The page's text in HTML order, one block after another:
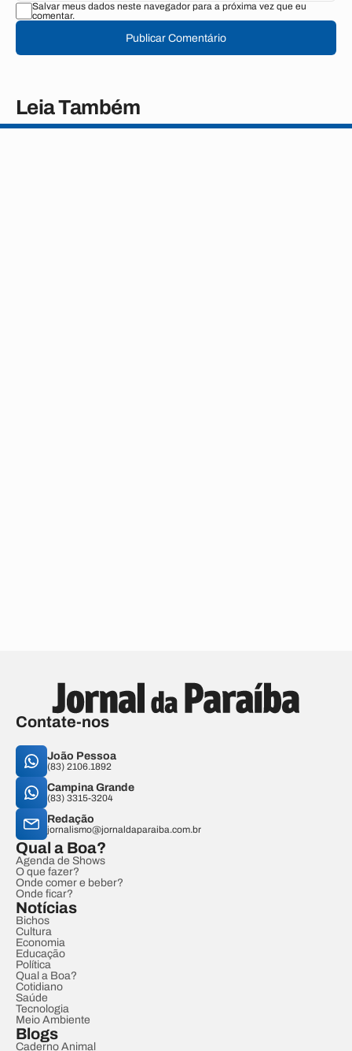
Salvar meus dados neste navegador para a próxima vez que eu
comentar.
Publicar Comentário
Leia Também
Contate-nos
João Pessoa
(83) 2106.1892
Campina Grande
(83) 3315-3204
Redação
jornalismo@jornaldaparaiba.com.br
Qual a Boa?
Agenda de Shows
O que fazer?
Onde comer e beber?
Onde ficar?
Notícias
Bichos
Cultura
Economia
Educação
Política
Qual a Boa?
Cotidiano
Saúde
Tecnologia
Meio Ambiente
Blogs
Caderno Animal